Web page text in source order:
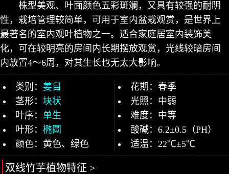
株型美观、叶面颜色五彩斑斓，又具有较强的耐阴
性，栽培管理较简单，可用于室内盆栽观赏，是世界上
最著名的室内观叶植物之一。适合家庭居室内装饰美
化，可在较明亮的房间内长期摆放观赏，光线较暗房间
内放置4～6周，对其生长也无太大影响。
类别： 姜目
茎形： 块状
叶序： 单生
叶形： 椭圆
颜色：黄色、绿色
花期：春季
光照：中弱
难度：中等
酸碱：6.2±0.5（PH）
适温：22℃±5℃
双线竹芋植物特征 >